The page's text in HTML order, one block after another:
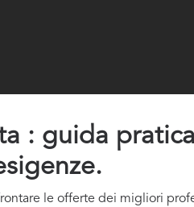
: guida
le offerte dei migliori